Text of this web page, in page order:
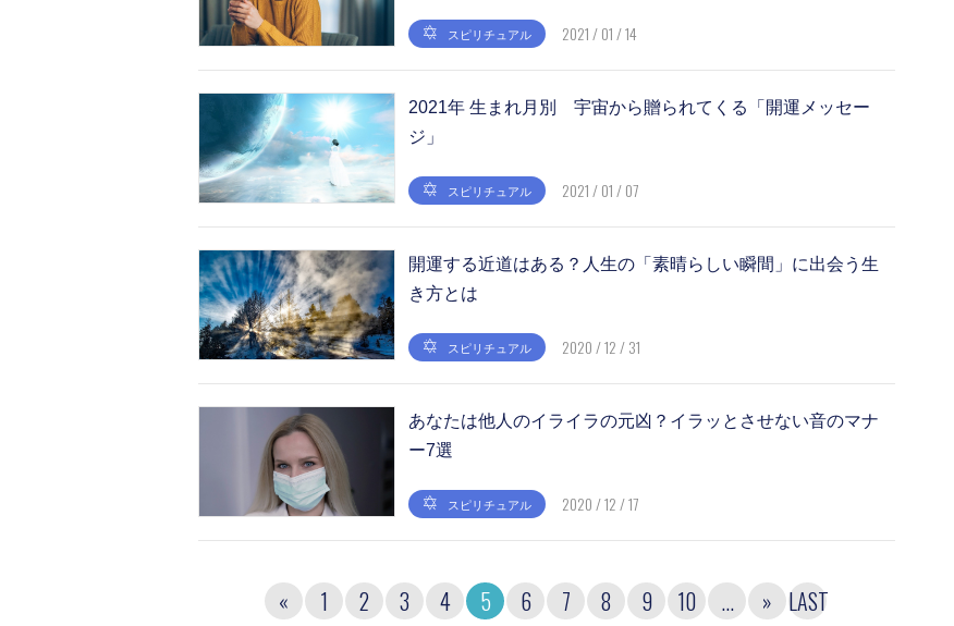
スピリチュアル 2021 / 01 / 14
2021年 生まれ月別 宇宙から贈られてくる「開運メッセー
ジ」
スピリチュアル 2021 / 01 / 07
開運する近道はある？人生の「素晴らしい瞬間」に出会う生
き方とは
スピリチュアル 2020 / 12 / 31
あなたは他人のイライラの元凶？イラッとさせない音のマナ
ー7選
スピリチュアル 2020 / 12 / 17
« 1 2 3 4 5 6 7 8 9 10 ... » LAST